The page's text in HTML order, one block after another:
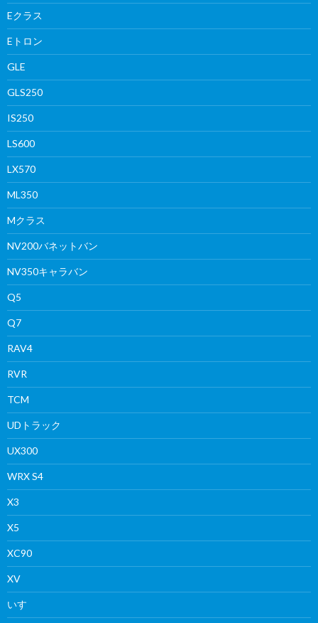
Eクラス
Eトロン
GLE
GLS250
IS250
LS600
LX570
ML350
Mクラス
NV200バネットバン
NV350キャラバン
Q5
Q7
RAV4
RVR
TCM
UDトラック
UX300
WRX S4
X3
X5
XC90
XV
いすゞ